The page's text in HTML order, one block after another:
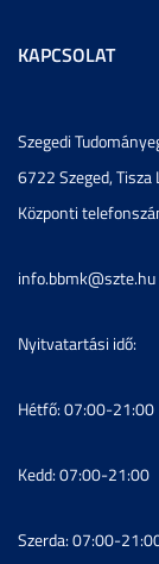
KAPCSOLAT
Szegedi
6722 Szeged,
Központi
info.bbmk@szte.hu
Nyitvatartási idő:
Hétfő: 07:00-21:00
Kedd: 07:00-21:00
Szerda: 07:00-